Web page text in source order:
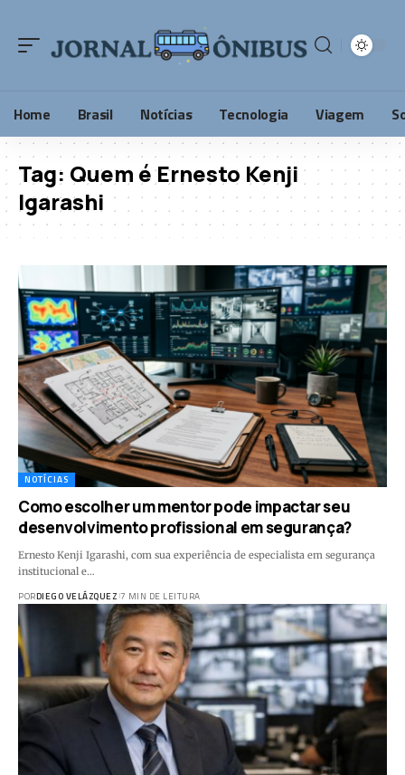
Home Brasil Notícias Tecnologia Viagem
Tag: Quem é Ernesto Kenji
Igarashi
NOTÍCIAS
Como escolher um mentor pode impactar seu
desenvolvimento profissional em segurança?
Ernesto Kenji Igarashi, com sua experiência de especialista em segurança
institucional e…
PORDIEGO VELÁZQUEZ 7 MIN DE LEITURA